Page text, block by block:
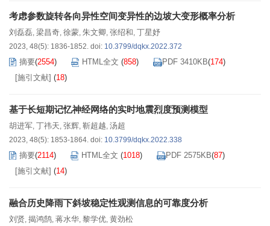
考虑参数旋转各向异性空间变异性的边坡大变形概率分析
刘磊磊, 梁昌奇, 徐蒙, 朱文卿, 张绍和, 丁星妤
2023, 48(5): 1836-1852. doi: 10.3799/dqkx.2022.372
摘要(2554) HTML全文 (858) PDF 3410KB(174)
[施引文献] (18)
基于长短期记忆神经网络的实时地震烈度预测模型
胡进军, 丁祎天, 张辉, 靳超越, 汤超
2023, 48(5): 1853-1864. doi: 10.3799/dqkx.2022.338
摘要(2114) HTML全文 (1018) PDF 2575KB(87)
[施引文献] (14)
融合历史降雨下斜坡稳定性观测信息的可靠度分析
刘贤, 揭鸿鹄, 蒋水华, 黎学优, 黄劲松